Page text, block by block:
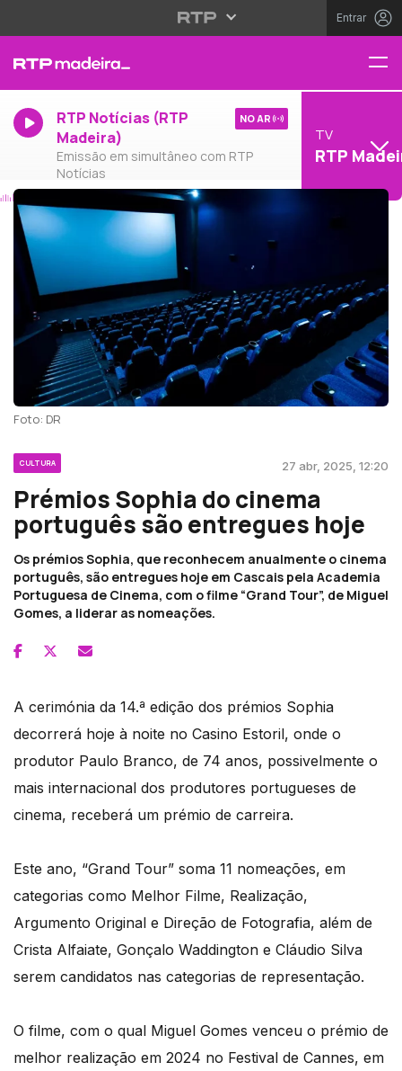
Entrar
RTP Notícias (RTP
Madeira)
Emissão em simultâneo com RTP
Notícias
NO AR
TV
RTP
Foto: DR
CULTURA 27 abr, 2025, 12:20
Prémios Sophia do cinema
português são entregues hoje
Os prémios Sophia, que reconhecem anualmente o cinema
português, são entregues hoje em Cascais pela Academia
Portuguesa de Cinema, com o filme “Grand Tour”, de Miguel
Gomes, a liderar as nomeações.
A cerimónia da 14.ª edição dos prémios Sophia
decorrerá hoje à noite no Casino Estoril, onde o
produtor Paulo Branco, de 74 anos, possivelmente o
mais internacional dos produtores portugueses de
cinema, receberá um prémio de carreira.
Este ano, “Grand Tour” soma 11 nomeações, em
categorias como Melhor Filme, Realização,
Argumento Original e Direção de Fotografia, além de
Crista Alfaiate, Gonçalo Waddington e Cláudio Silva
serem candidatos nas categorias de representação.
O filme, com o qual Miguel Gomes venceu o prémio de
melhor realização em 2024 no Festival de Cannes, em